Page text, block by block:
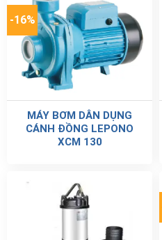
-16%
MÁY BƠM DÂN DỤNG
CÁNH ĐỒNG LEPONO
XCM 130